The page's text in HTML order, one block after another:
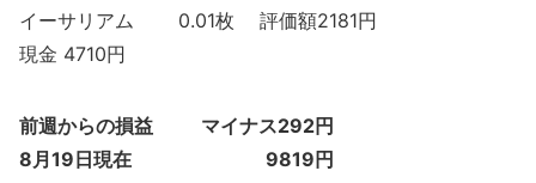
イーサリアム 0.01枚 評価額2181円
現金 4710円
前週からの損益 マイナス292円
8月19日現在 9819円